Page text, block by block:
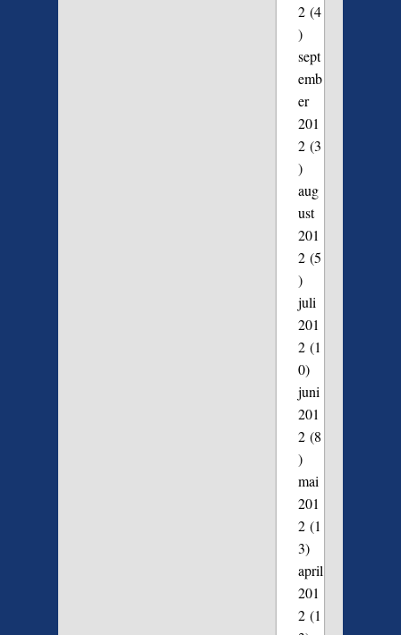
2(4
)
sept
emb
er
201
2(3
)
aug
ust
201
2(5
)
juli
201
2(1
0)
juni
201
2(8
)
mai
201
2(1
3)
april
201
2(1